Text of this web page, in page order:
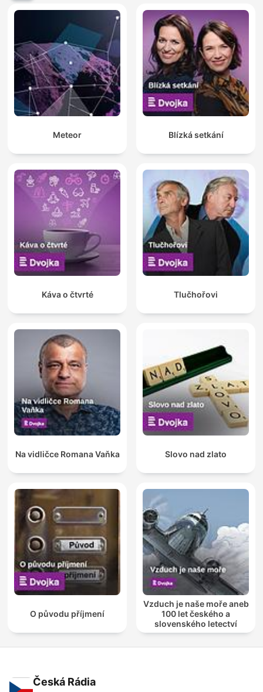
Meteor Blízká setkání
Káva o čtvrté Tlučhořovi
Na vidličce Romana Vaňka Slovo nad zlato
O původu příjmení
Vzduch je naše moře aneb
100 let českého a
slovenského letectví
Česká Rádia